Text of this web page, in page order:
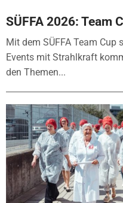
SÜFFA 2026: Team
Mit dem SÜFFA Team
Events mit Strahlkraft
den Themen...